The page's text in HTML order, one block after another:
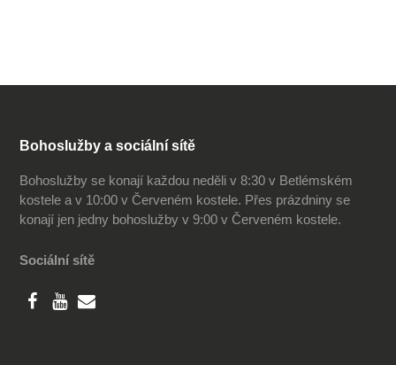
Bohoslužby a sociální sítě
Bohoslužby se konají každou neděli v 8:30 v Betlémském
kostele a v 10:00 v Červeném kostele. Přes prázdniny se
konají jen jedny bohoslužby v 9:00 v Červeném kostele.
Sociální sítě